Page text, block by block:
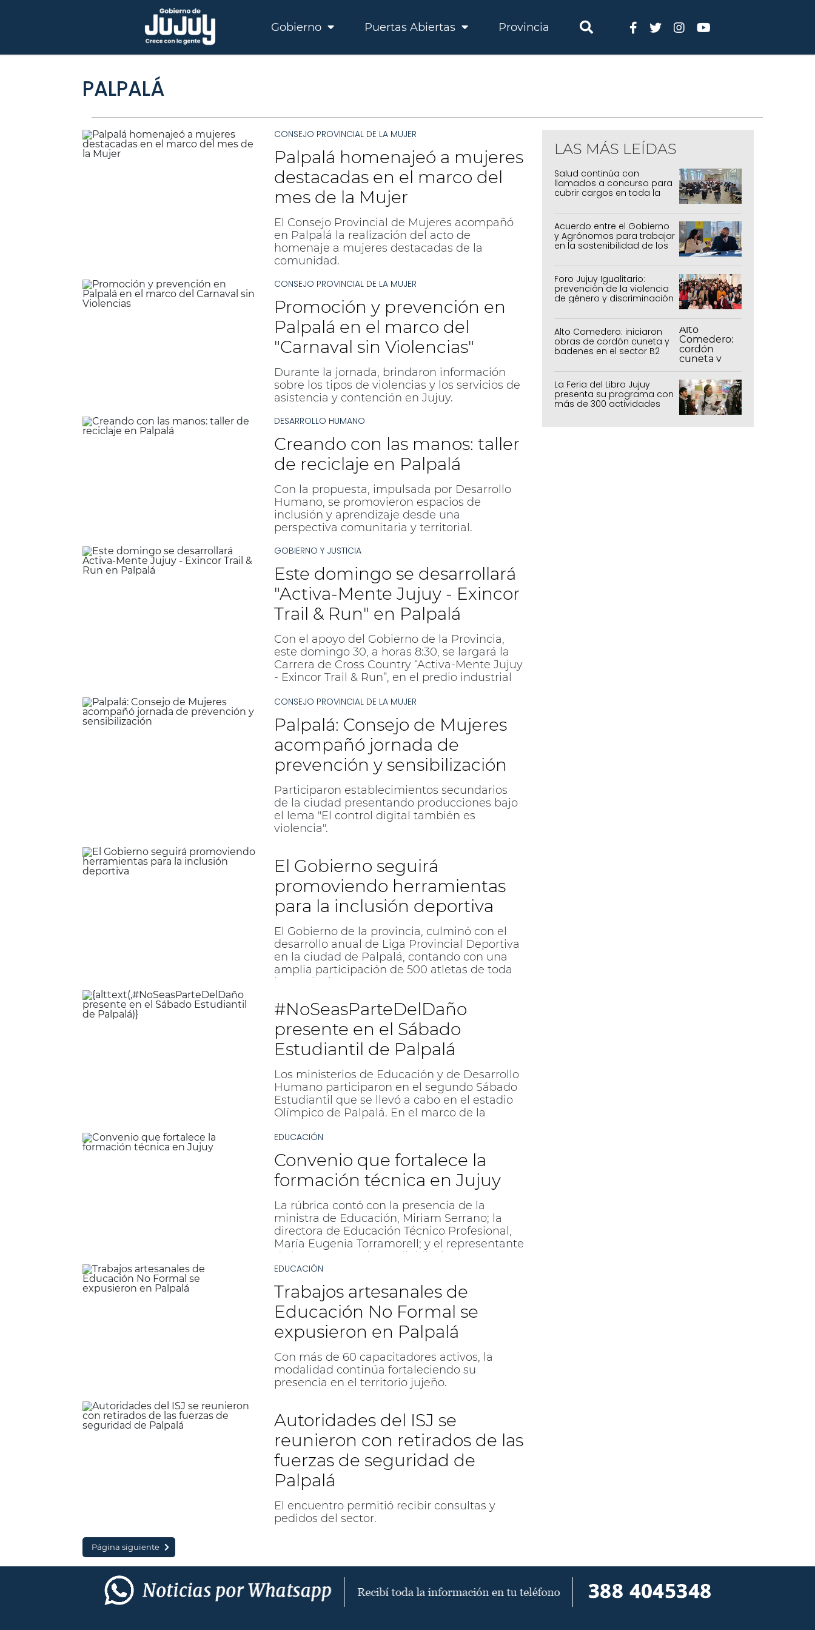
Gobierno Puertas Abiertas Provincia
PALPALÁ
CONSEJO PROVINCIAL DE LA MUJER
Palpalá homenajeó a mujeres
destacadas en el marco del
mes de la Mujer
El Consejo Provincial de Mujeres acompañó
en Palpalá la realización del acto de
homenaje a mujeres destacadas de la
comunidad.
CONSEJO PROVINCIAL DE LA MUJER
Promoción y prevención en
Palpalá en el marco del
"Carnaval sin Violencias"
Durante la jornada, brindaron información
sobre los tipos de violencias y los servicios de
asistencia y contención en Jujuy.
DESARROLLO HUMANO
Creando con las manos: taller
de reciclaje en Palpalá
Con la propuesta, impulsada por Desarrollo
Humano, se promovieron espacios de
inclusión y aprendizaje desde una
perspectiva comunitaria y territorial.
GOBIERNO Y JUSTICIA
Este domingo se desarrollará
"Activa-Mente Jujuy - Exincor
Trail & Run" en Palpalá
Con el apoyo del Gobierno de la Provincia,
este domingo 30, a horas 8:30, se largará la
Carrera de Cross Country “Activa-Mente Jujuy
- Exincor Trail & Run”, en el predio industrial
CONSEJO PROVINCIAL DE LA MUJER
Palpalá: Consejo de Mujeres
acompañó jornada de
prevención y sensibilización
Participaron establecimientos secundarios
de la ciudad presentando producciones bajo
el lema "El control digital también es
violencia".
El Gobierno seguirá
promoviendo herramientas
para la inclusión deportiva
El Gobierno de la provincia, culminó con el
desarrollo anual de Liga Provincial Deportiva
en la ciudad de Palpalá, contando con una
amplia participación de 500 atletas de toda
la Provincia.
#NoSeasParteDelDaño
presente en el Sábado
Estudiantil de Palpalá
Los ministerios de Educación y de Desarrollo
Humano participaron en el segundo Sábado
Estudiantil que se llevó a cabo en el estadio
Olímpico de Palpalá. En el marco de la
realizaron acciones de difusión a través de la
intervención artística.
EDUCACIÓN
Convenio que fortalece la
formación técnica en Jujuy
La rúbrica contó con la presencia de la
ministra de Educación, Miriam Serrano; la
directora de Educación Técnico Profesional,
María Eugenia Torramorell; y el representante
de la empresa, Diego Ulieldin, junto a
autoridades y docentes de la institución.
EDUCACIÓN
Trabajos artesanales de
Educación No Formal se
expusieron en Palpalá
Con más de 60 capacitadores activos, la
modalidad continúa fortaleciendo su
presencia en el territorio jujeño.
Autoridades del ISJ se
reunieron con retirados de las
fuerzas de seguridad de
Palpalá
El encuentro permitió recibir consultas y
pedidos del sector.
Página siguiente
LAS MÁS LEÍDAS
Salud continúa con
llamados a concurso para
cubrir cargos en toda la
Acuerdo entre el Gobierno
y Agrónomos para trabajar
en la sostenibilidad de los
agrícolas, pecuarios y
forestal
Foro Jujuy Igualitario:
prevención de la violencia
de género y discriminación
Alto Comedero: iniciaron
obras de cordón cuneta y
badenes en el sector B2
La Feria del Libro Jujuy
presenta su programa con
más de 300 actividades